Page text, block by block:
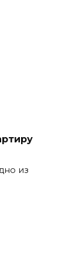
из